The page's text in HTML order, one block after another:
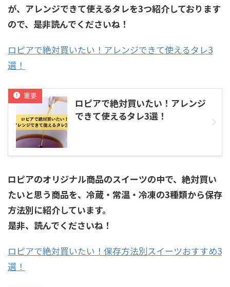
が、アレンジできて使えるタレを3つ紹介しております
ので、是非読んでくださいね！
ロピアで絶対買いたい！アレンジできて使えるタレ3
選！
ロピアで絶対買いたい！アレンジ
できて使えるタレ3選！
ロピアのオリジナル商品のスイーツの中で、絶対買い
たいと思う商品を、冷蔵・常温・冷凍の3種類から保存
方法別に紹介しています。
是非、読んでくださいね！
ロピアで絶対買いたい！保存方法別スイーツおすすめ3
選！